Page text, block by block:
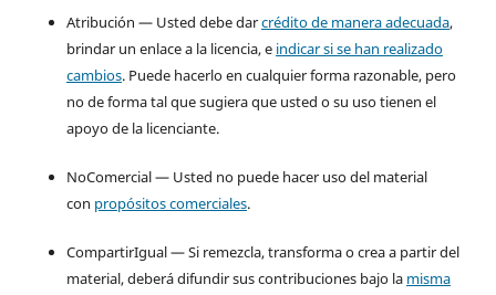
Atribución — Usted debe darcrédito de manera adecuada,
brindar un enlace a la licencia, e indicar si se han realizado
cambios. Puede hacerlo en cualquier forma razonable, pero
no de forma tal que sugiera que usted o su uso tienen el
apoyo de la licenciante.
NoComercial — Usted no puede hacer uso del material
con propósitos comerciales.
CompartirIgual — Si remezcla, transforma o crea a partir del
material, deberá difundir sus contribuciones bajo la misma